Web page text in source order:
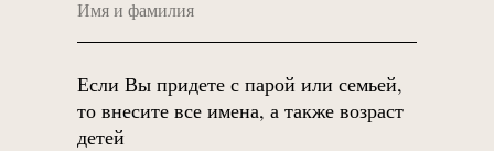
Если Вы придете с парой или семьей,
то внесите все имена, а также возраст
детей